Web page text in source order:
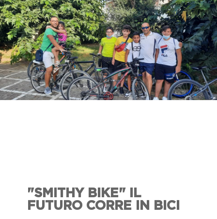
"SMITHY BIKE" IL
FUTURO CORRE IN BICI